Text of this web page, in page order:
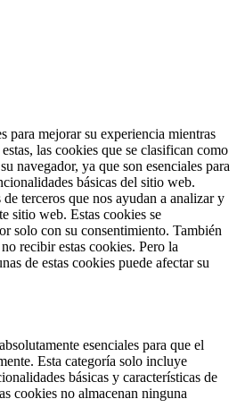
para mejorar su experiencia mientras
las cookies que se clasifican como
navegador, ya que son esenciales para
básicas del sitio web.
terceros que nos ayudan a analizar y
sitio web. Estas cookies se
solo con su consentimiento. También
recibir estas cookies. Pero la
de estas cookies puede afectar su
esenciales para que el
Esta categoría solo incluye
básicas y características de
cookies no almacenan ninguna